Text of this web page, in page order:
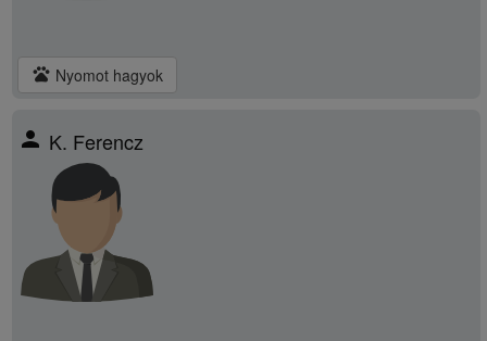
pets Nyomot hagyok
person K. Ferencz